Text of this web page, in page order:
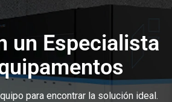
un Especialista
para encontrar la solución ideal.